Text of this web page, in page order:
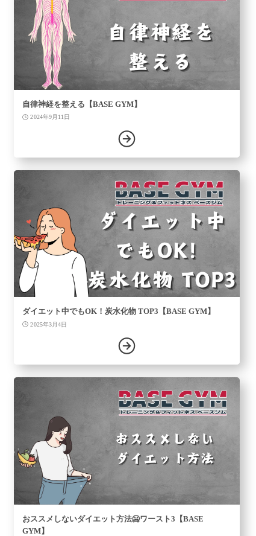
自律神経を整える【BASE GYM】
2024年9月11日
ダイエット中でもOK！炭水化物 TOP3【BASE GYM】
2025年3月4日
おススメしないダイエット方法🥶ワースト3【BASE
GYM】